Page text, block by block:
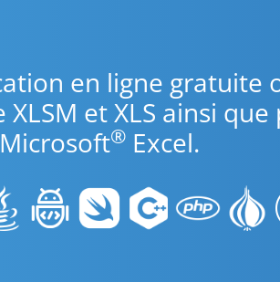
en ligne gratuite
et XLS ainsi
® Excel.